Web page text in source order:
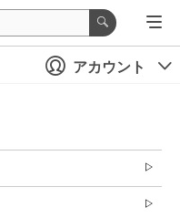
アカウント